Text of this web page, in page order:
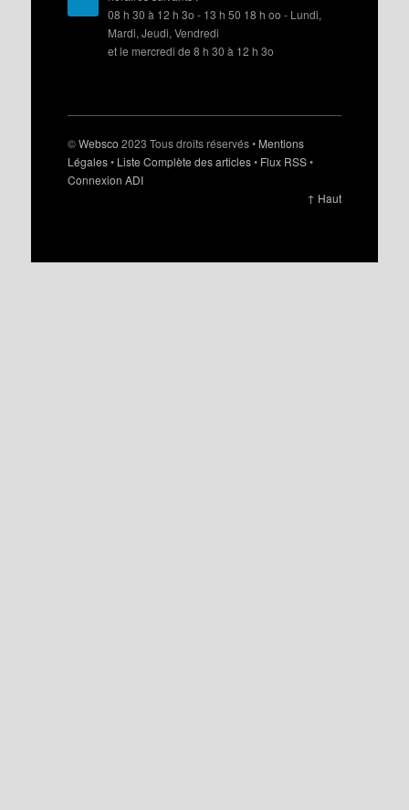
08 h 30 à 12 h 3o - 13 h 50 18 h oo - Lundi,
Mardi, Jeudi, Vendredi
et le mercredi de 8 h 30 à 12 h 3o
©Websco 2023 Tous droits réservés • Mentions
Légales• Liste Complète des articles• Flux RSS•
Connexion ADI
↑ Haut